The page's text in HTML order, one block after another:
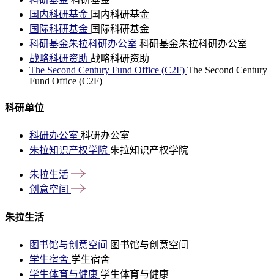
国内科研基金 国内科研基金
国际科研基金 国际科研基金
科研基金朱拉科研办公室 科研基金朱拉科研办公室
战略科研资助 战略科研资助
The Second Century Fund Office (C2F) The Second Century
Fund Office (C2F)
科研单位
科研办公室 科研办公室
朱拉知识产权学院 朱拉知识产权学院
朱拉生活
创意空间
朱拉生活
图书馆与创意空间 图书馆与创意空间
学生宿舍 学生宿舍
学生体育与健康 学生体育与健康